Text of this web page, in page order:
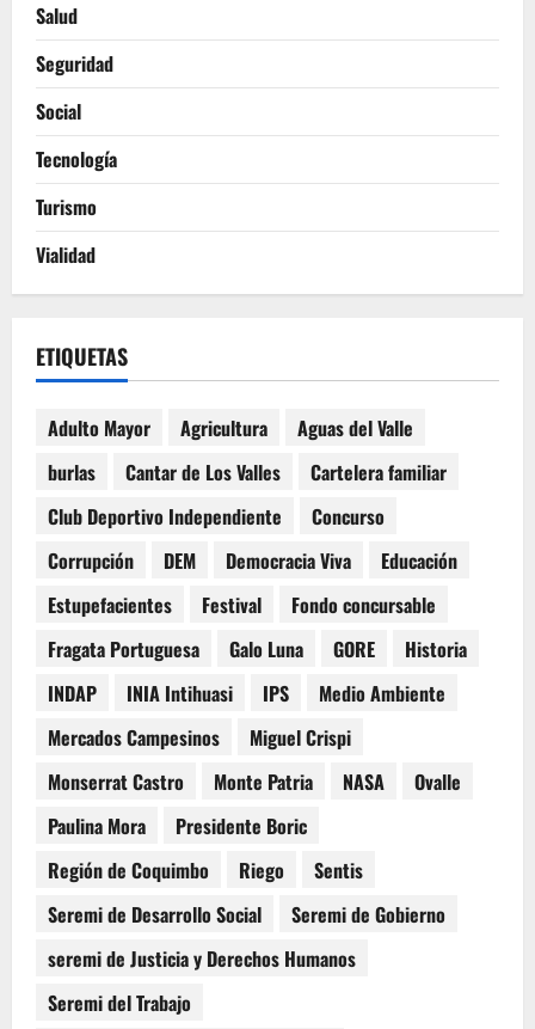
Salud
Seguridad
Social
Tecnología
Turismo
Vialidad
ETIQUETAS
Adulto Mayor Agricultura
Aguas del Valle
burlas
Cantar de Los Valles
Cartelera familiar
Club Deportivo Independiente
Concurso
Corrupción
DEM Democracia Viva
Educación
Estupefacientes
Festival
Fondo concursable
Fragata Portuguesa
Galo Luna GORE
Historia
INDAP
INIA Intihuasi IPS
Medio Ambiente
Mercados Campesinos
Miguel Crispi
Monserrat Castro
Monte Patria NASA
Ovalle
Paulina Mora
Presidente Boric
Región de Coquimbo
Riego
Sentis
Seremi de Desarrollo Social
Seremi de Gobierno
seremi de Justicia y Derechos Humanos
Seremi del Trabajo